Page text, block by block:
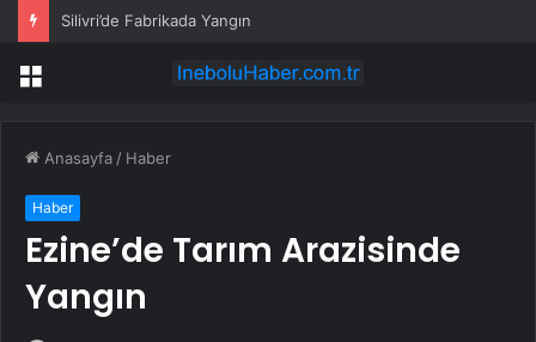
Silivri’de Fabrikada Yangın
Menü
Anasayfa / Haber
Haber
Ezine’de Tarım Arazisinde
Yangın